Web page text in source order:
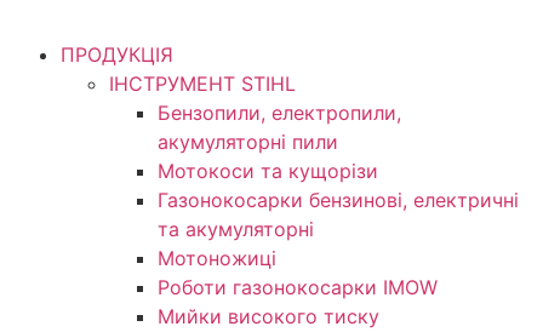
ПРОДУКЦІЯ
ІНСТРУМЕНТ STIHL
Бензопили, електропили,
акумуляторні пили
Мотокоси та кущорізи
Газонокосарки бензинові, електричні
та акумуляторні
Мотоножиці
Роботи газонокосарки IMOW
Мийки високого тиску